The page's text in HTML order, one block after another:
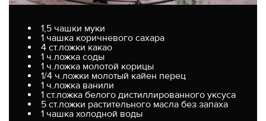
1,5 чашки муки
1 чашка коричневого сахара
4 ст.ложки какао
1 ч.ложка соды
1 ч.ложка молотой корицы
1/4 ч.ложки молотый кайен перец
1 ч.ложка ванили
1 ст.ложка белого дистиллированного уксуса
5 ст.ложки растительного масла без запаха
1 чашка холодной воды